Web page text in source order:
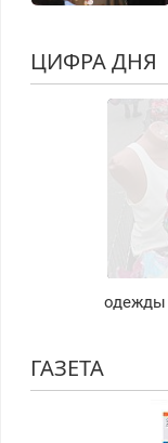
ЦИФРА ДНЯ
одежды
ГАЗЕТА